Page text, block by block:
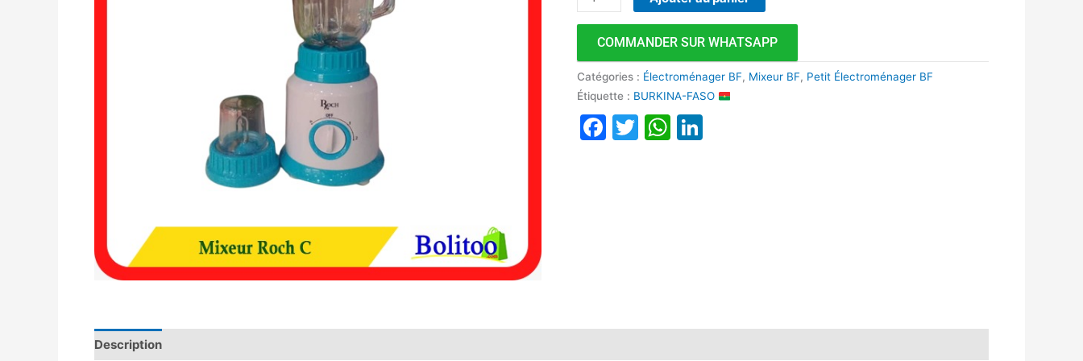
COMMANDER SUR WHATSAPP
Catégories : Électroménager BF, Mixeur BF, Petit Électroménager BF
Étiquette : BURKINA-FASO
Facebook
TwitterWhatsApp
Description